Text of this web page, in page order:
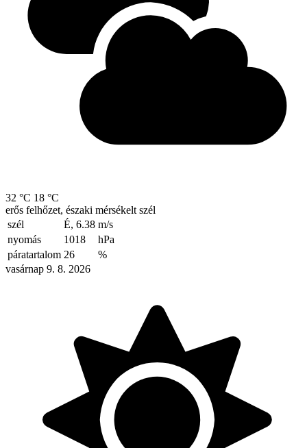
32 °C 18 °C
erős felhőzet, északi mérsékelt szél
szél
É, 6.38 m/s
nyomás
1018
hPa
páratartalom 26
%
vasárnap 9. 8. 2026